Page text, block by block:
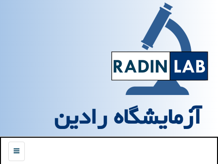
آزمایشگاه رادین
منو